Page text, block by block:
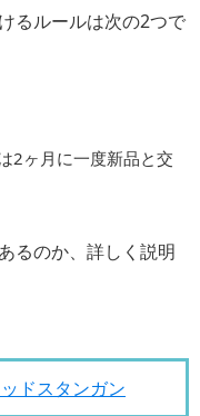
るルールは次の2つで
2ヶ月に一度新品と交
るのか、詳しく説明
ドスタンガン